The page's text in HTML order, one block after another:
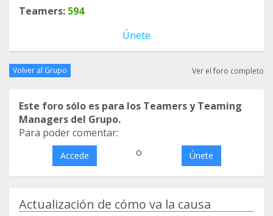
Teamers: 594
Únete
Volver al Grupo Ver el foro completo
Este foro sólo es para los Teamers y Teaming
Managers del Grupo.
Para poder comentar:
Accede o Únete
Actualización de cómo va la causa